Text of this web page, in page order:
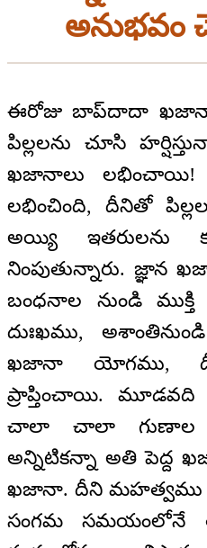
అనుభవం
ఈరోజు బాప్‌దాదా
పిల్లలను చూసి
ఖజానాలు
లభించింది, దీనితో
అయ్యి
నింపుతున్నారు. జ్ఞాన
బంధనాల నుండి ముక్తి
దుఃఖము,
ఖజానా యోగము,
ప్రాప్తించాయి.
చాలా చాలా గుణాల
అన్నిటికన్నా అతి
ఖజానా. దీని మహత్వము
సంగమ సమయంలోనే